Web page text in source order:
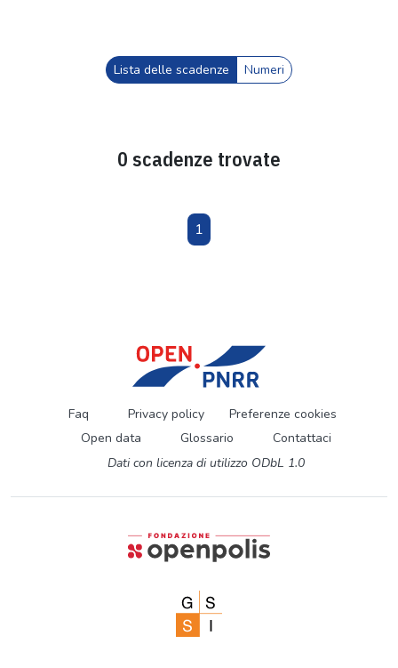
Lista delle scadenze Numeri
0 scadenze trovate
1
Faq Privacy policy
Preferenze cookies
Open data
Glossario
Contattaci
Dati con licenza di utilizzo ODbL 1.0